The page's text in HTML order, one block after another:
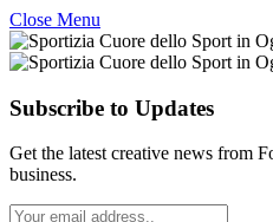
Close Menu
Subscribe to Updates
Get the latest creative news from
business.